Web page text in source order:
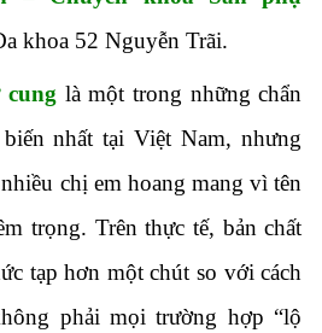
khoa 52 Nguyễn Trãi.
cung là một trong những chẩn
nhất tại Việt Nam, nhưng
chị em hoang mang vì tên
trọng. Trên thực tế, bản chất
tạp hơn một chút so với cách
phải mọi trường hợp “lộ